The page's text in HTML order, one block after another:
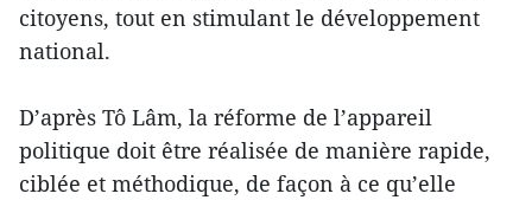
citoyens, tout en stimulant le développement
national.
D’après Tô Lâm, la réforme de l’appareil
politique doit être réalisée de manière rapide,
ciblée et méthodique, de façon à ce qu’elle